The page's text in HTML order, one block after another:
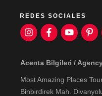
REDES SOCIALES
Acenta Bilgileri /
Most Amazing Places
Binbirdirek Mah.